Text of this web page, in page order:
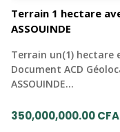
Terrain 1 hectare
ASSOUINDE
Terrain un(1) hectare
Document ACD
ASSOUINDE…
350,000,000.00 CFA